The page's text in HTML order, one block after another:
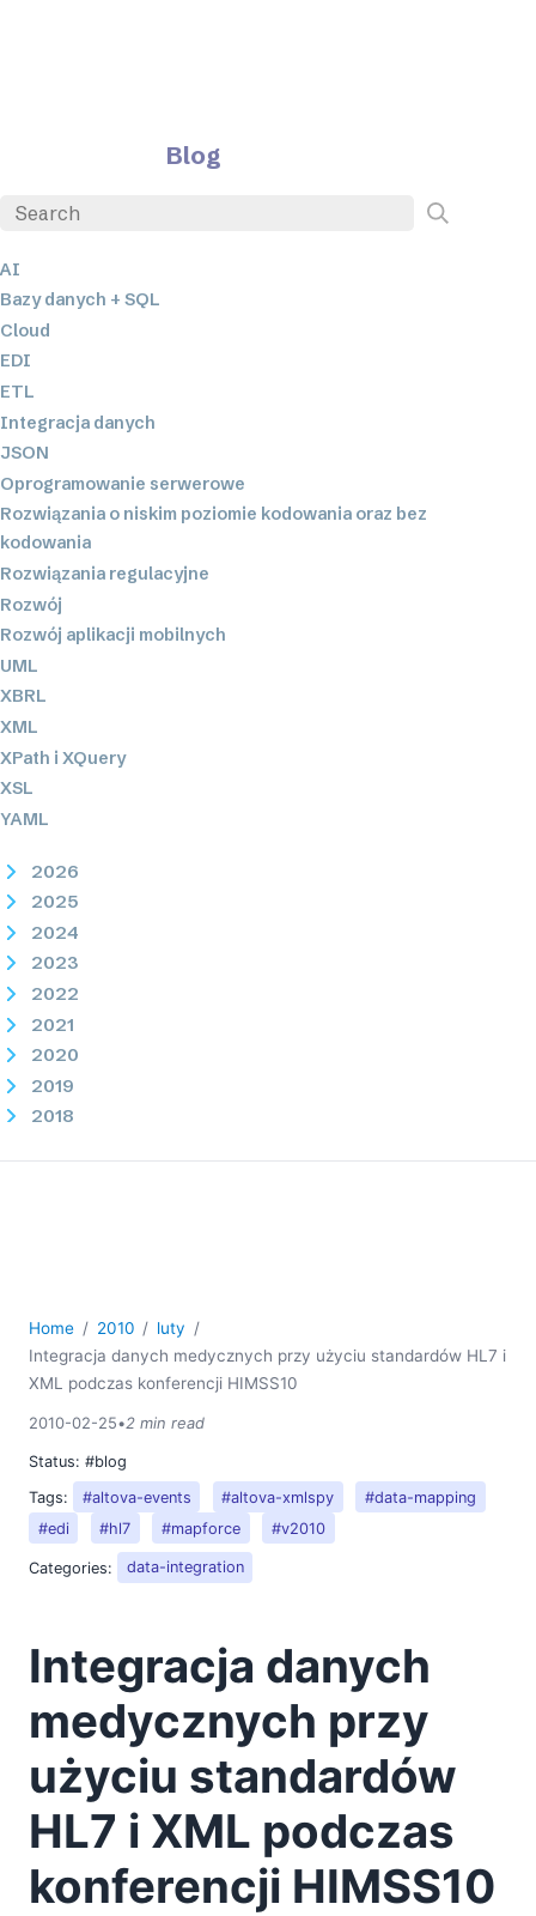
Blog
AI
Bazy danych + SQL
Cloud
EDI
ETL
Integracja danych
JSON
Oprogramowanie serwerowe
Rozwiązania o niskim poziomie kodowania oraz bez
kodowania
Rozwiązania regulacyjne
Rozwój
Rozwój aplikacji mobilnych
UML
XBRL
XML
XPath i XQuery
XSL
YAML
2026
2025
2024
2023
2022
2021
2020
2019
2018
2011
2010
02
Integracja danych medycznych przy użyciu
standardów HL7 i XML podczas konferencji HIMSS10
MapForce v2010r2 – Nowe funkcje
Wersja 2 zestawu narzędzi Altova MissionKit 2010
03
04
07
2009
2008
2007
Home 2010
luty
Integracja danych medycznych przy użyciu standardów HL7 i
XML podczas konferencji HIMSS10
2010-02-25•2 min read
Status: #blog
Tags:
#altova-events #altova-xmlspy
#data-mapping
#edi
#hl7 #mapforce #v2010
Categories: data-integration
Integracja danych
medycznych przy
użyciu standardów
HL7 i XML podczas
konferencji HIMSS10